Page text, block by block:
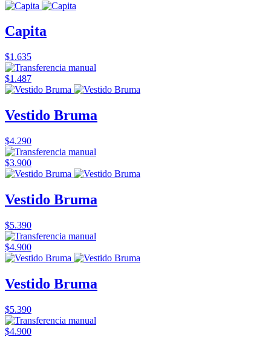
Capita
$1.635
$1.487
Vestido Bruma
$4.290
$3.900
Vestido Bruma
$5.390
$4.900
Vestido Bruma
$5.390
$4.900